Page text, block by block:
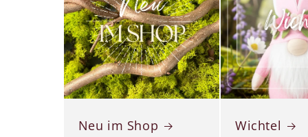
Neu im Shop Wichtel